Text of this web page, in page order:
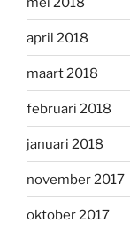
april 2018
maart 2018
februari 2018
januari 2018
november 2017
oktober 2017